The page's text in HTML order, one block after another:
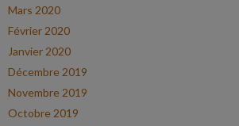
Mars 2020
Février 2020
Janvier 2020
Décembre 2019
Novembre 2019
Octobre 2019